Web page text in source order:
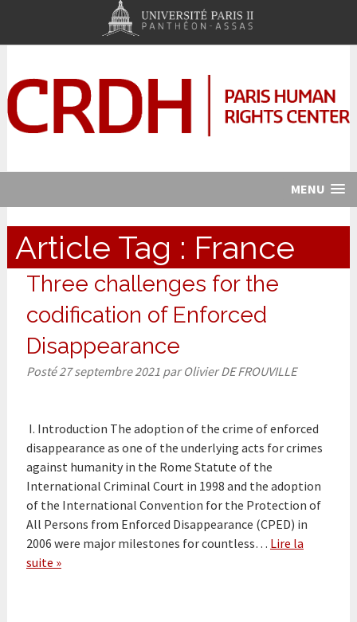
MENU
Article Tag : France
Three challenges for the
codification of Enforced
Disappearance
Posté27 septembre 2021 par Olivier DE FROUVILLE
I. Introduction The adoption of the crime of enforced
disappearance as one of the underlying acts for crimes
against humanity in the Rome Statute of the
International Criminal Court in 1998 and the adoption
of the International Convention for the Protection of
All Persons from Enforced Disappearance (CPED) in
2006 were major milestones for countless… Lire la
suite »